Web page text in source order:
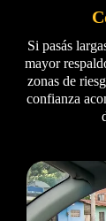
Si pasás
mayor
zonas de
confianza